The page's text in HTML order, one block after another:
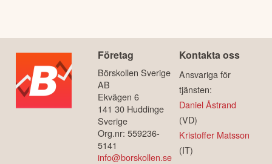
Företag
Börskollen Sverige
AB
Ekvägen 6
141 30 Huddinge
Sverige
Org.nr: 559236-
5141
info@borskollen.se
Kontakta oss
Ansvariga för
tjänsten:
Daniel Åstrand
(VD)
Kristoffer Matsson
(IT)